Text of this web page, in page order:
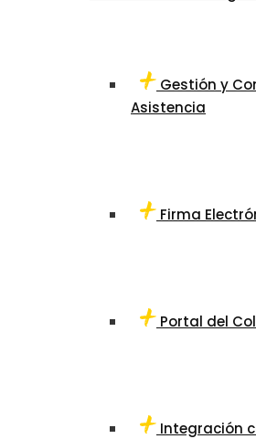
Gestión y
Asistencia
Firma
Portal del
Integración